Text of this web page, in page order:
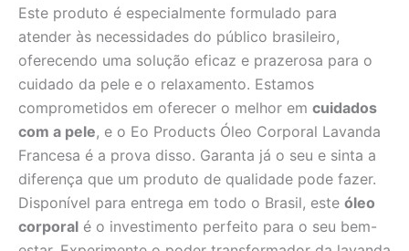
Este produto é especialmente formulado para
atender às necessidades do público brasileiro,
oferecendo uma solução eficaz e prazerosa para o
cuidado da pele e o relaxamento. Estamos
comprometidos em oferecer o melhor em cuidados
com a pele, e o Eo Products Óleo Corporal Lavanda
Francesa é a prova disso. Garanta já o seu e sinta a
diferença que um produto de qualidade pode fazer.
Disponível para entrega em todo o Brasil, este óleo
corporal é o investimento perfeito para o seu bem-